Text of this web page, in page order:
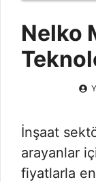
Nelko
İnşaat
arayanlar
fiyatlarla